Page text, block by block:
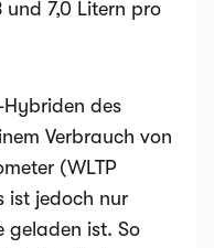
und 7,0 Litern pro
des
Verbrauch von
(WLTP
ist jedoch nur
geladen ist. So